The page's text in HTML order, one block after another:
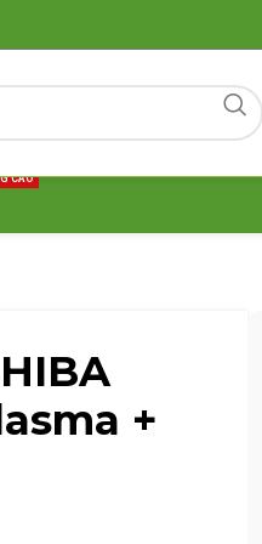
CAO
+